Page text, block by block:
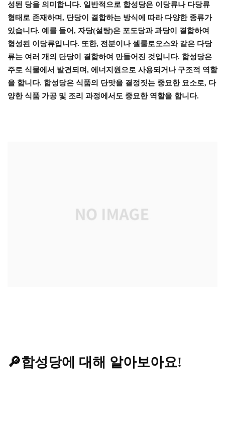
성된 당을 의미합니다. 일반적으로 합성당은 이당류나 다당류
형태로 존재하며, 단당이 결합하는 방식에 따라 다양한 종류가
있습니다. 예를 들어, 자당(설탕)은 포도당과 과당이 결합하여
형성된 이당류입니다. 또한, 전분이나 셀룰로오스와 같은 다당
류는 여러 개의 단당이 결합하여 만들어진 것입니다. 합성당은
주로 식물에서 발견되며, 에너지원으로 사용되거나 구조적 역할
을 합니다. 합성당은 식품의 단맛을 결정짓는 중요한 요소로, 다
양한 식품 가공 및 조리 과정에서도 중요한 역할을 합니다.
🔎합성당에 대해 알아보아요!